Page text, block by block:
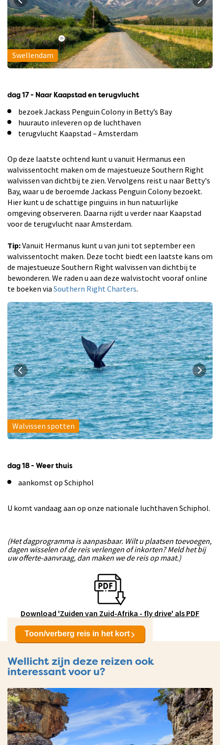
Swellendam
dag 17 - Naar Kaapstad en terugvlucht
bezoek Jackass Penguin Colony in Betty’s Bay
huurauto inleveren op de luchthaven
terugvlucht Kaapstad – Amsterdam
Op deze laatste ochtend kunt u vanuit Hermanus een
walvissentocht maken om de majestueuze Southern Right
walvissen van dichtbij te zien. Vervolgens reist u naar Betty's
Bay, waar u de beroemde Jackass Penguin Colony bezoekt.
Hier kunt u de schattige pinguïns in hun natuurlijke
omgeving observeren. Daarna rijdt u verder naar Kaapstad
voor de terugvlucht naar Amsterdam.
Tip:Vanuit Hermanus kunt u van juni tot september een
walvissentocht maken. Deze tocht biedt een laatste kans om
de majestueuze Southern Right walvissen van dichtbij te
bewonderen. We raden u aan deze walvistocht vooraf online
te boeken via Southern Right Charters.
Walvissen spotten
dag 18 - Weer thuis
aankomst op Schiphol
U komt vandaag aan op onze nationale luchthaven Schiphol.
(Het dagprogramma is aanpasbaar. Wilt u plaatsen toevoegen,
dagen wisselen of de reis verlengen of inkorten? Meld het bij
uw offerte-aanvraag, dan maken we de reis op maat.)
Download 'Zuiden van Zuid-Afrika - fly drive' als PDF
Toon/verberg reis in het kort
Wellicht zijn deze reizen ook
interessant voor u?